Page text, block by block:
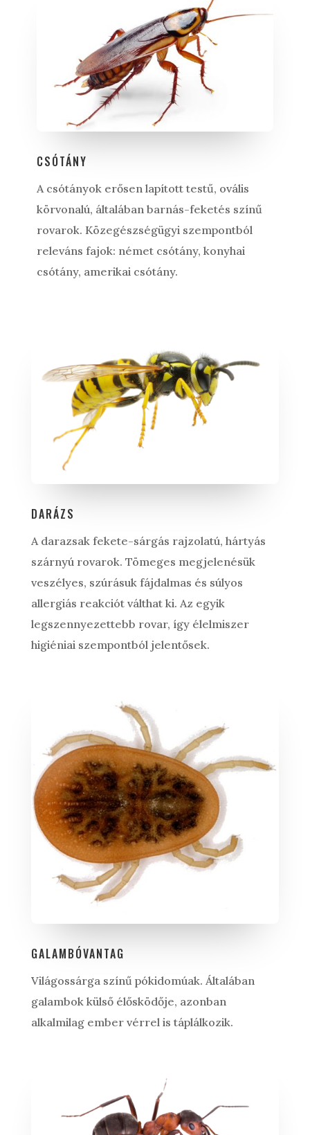
CSÓTÁNY
A csótányok erősen lapított testű, ovális
körvonalú, általában barnás-feketés színű
rovarok. Közegészségügyi szempontból
releváns fajok: német csótány, konyhai
csótány, amerikai csótány.
DARÁZS
A darazsak fekete-sárgás rajzolatú, hártyás
szárnyú rovarok. Tömeges megjelenésük
veszélyes, szúrásuk fájdalmas és súlyos
allergiás reakciót válthat ki. Az egyik
legszennyezettebb rovar, így élelmiszer
higiéniai szempontból jelentősek.
GALAMBÓVANTAG
Világossárga színű pókidomúak. Általában
galambok külső élősködője, azonban
alkalmilag ember vérrel is táplálkozik.